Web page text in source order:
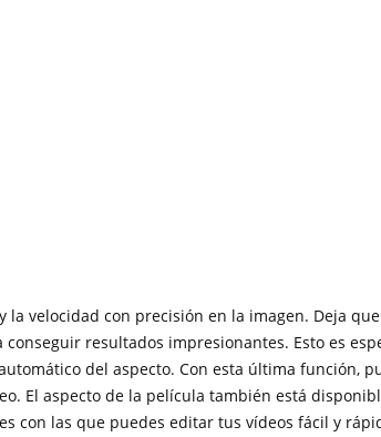
velocidad con precisión en la imagen. Deja
resultados impresionantes. Esto es
del aspecto. Con esta última función,
El aspecto de la película también está
con las que puedes editar tus vídeos fácil y